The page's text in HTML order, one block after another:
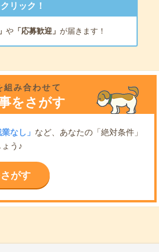
リック！
や「応募歓迎」 が届きます！
組み合わせて
をさがす
なし」 など、あなたの「絶対条件」
う♪
がす